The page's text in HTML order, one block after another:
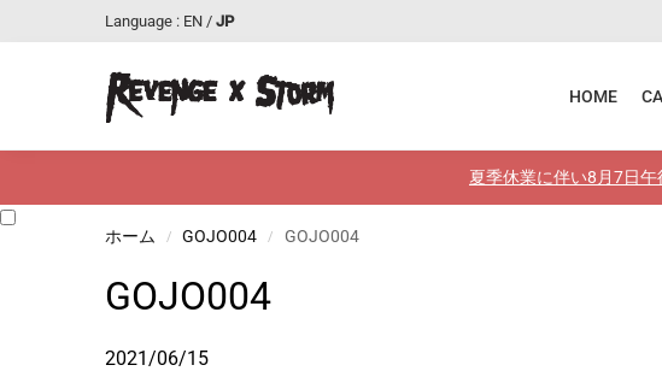
Language : EN / JP
HOME
最近追加された商品
夏季休業に伴い8月7日
ホーム / GOJO004 / GOJO004
GOJO004
2021/06/15